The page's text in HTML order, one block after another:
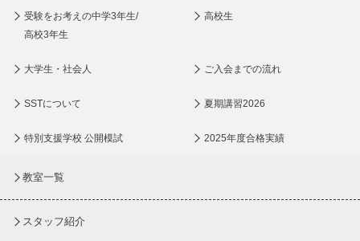
受験をお考えの中学3年生/
高校3年生
高校生
大学生・社会人 ご入会までの流れ
SSTについて 夏期講習2026
特別支援学校 公開模試 2025年度合格実績
教室一覧
スタッフ紹介